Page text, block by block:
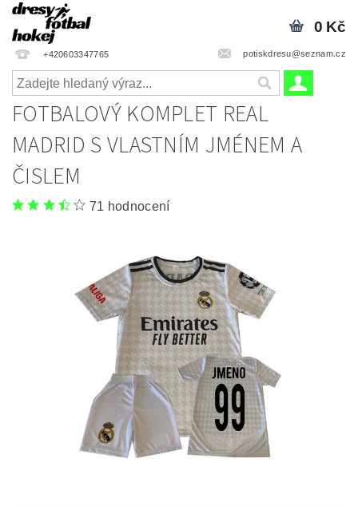
+420603347765 potiskdresu@seznam.cz
0 Kč
FOTBALOVÝ KOMPLET REAL
MADRID S VLASTNÍM JMÉNEM A
ČISLEM
71 hodnocení